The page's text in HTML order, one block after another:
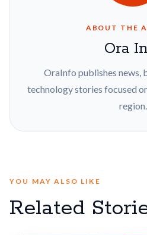
ABOUT THE
Ora
OraInfo publishes news,
technology stories focused
region.
YOU MAY ALSO LIKE
Related